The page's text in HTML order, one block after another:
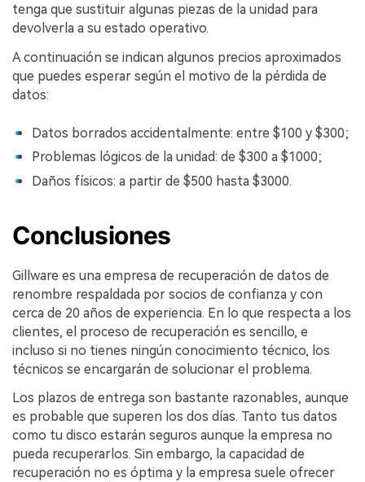
tenga que sustituir algunas piezas de la unidad para
devolverla a su estado operativo.
A continuación se indican algunos precios aproximados
que puedes esperar según el motivo de la pérdida de
datos:
Datos borrados accidentalmente: entre $100 y $300;
Problemas lógicos de la unidad: de $300 a $1000;
Daños físicos: a partir de $500 hasta $3000.
Conclusiones
Gillware es una empresa de recuperación de datos de
renombre respaldada por socios de confianza y con
cerca de 20 años de experiencia. En lo que respecta a los
clientes, el proceso de recuperación es sencillo, e
incluso si no tienes ningún conocimiento técnico, los
técnicos se encargarán de solucionar el problema.
Los plazos de entrega son bastante razonables, aunque
es probable que superen los dos días. Tanto tus datos
como tu disco estarán seguros aunque la empresa no
pueda recuperarlos. Sin embargo, la capacidad de
recuperación no es óptima y la empresa suele ofrecer